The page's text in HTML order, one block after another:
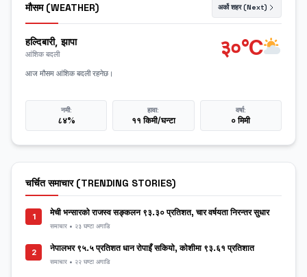
मौसम (WEATHER) अर्को शहर (Next)
हल्दिबारी, झापा
आंशिक बदली ३०°C
आज मौसम आंशिक बदली रहनेछ।
नमी:
८४%
हावा:
११ किमी/घन्टा
वर्षा:
० मिमी
चर्चित समाचार (TRENDING STORIES)
1 मेची भन्सारको राजस्व सङ्कलन ९३.३० प्रतिशत, चार वर्षयता निरन्तर सुधार
समाचार • २३ घण्टा अगाडि
2 नेपालभर ९५.५ प्रतिशत धान रोपाइँ सकियो, कोशीमा ९३.६१ प्रतिशात
समाचार • २२ घण्टा अगाडि